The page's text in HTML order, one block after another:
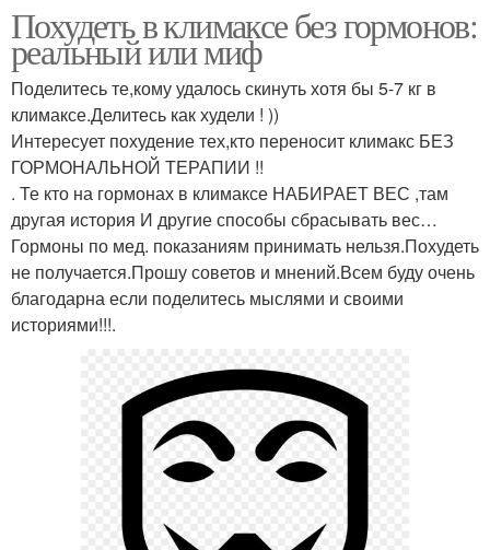
Похудеть в климаксе без гормонов:
реальный или миф
Поделитесь те,кому удалось скинуть хотя бы 5-7 кг в
климаксе.Делитесь как худели ! ))
Интересует похудение тех,кто переносит климакс БЕЗ
ГОРМОНАЛЬНОЙ ТЕРАПИИ !!
. Те кто на гормонах в климаксе НАБИРАЕТ ВЕС ,там
другая история И другие способы сбрасывать вес…
Гормоны по мед. показаниям принимать нельзя.Похудеть
не получается.Прошу советов и мнений.Всем буду очень
благодарна если поделитесь мыслями и своими
историями!!!.